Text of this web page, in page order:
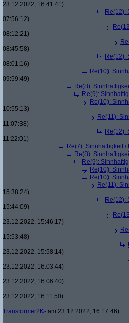
23.12.2022, 16:41:41)
Re(12):
07:56:12)
08:12:21)
08:45:58)
Re(12):
08:01:16)
Re(10):
09:59:49)
Re(8):
Re(9):
Re(10):
10:55:13)
Re(11):
11:07:38)
Re(12):
11:22:01)
Re(7): Sinnhaftigkeit
Re(8):
Re(9):
Re(10):
Re(10):
Re(11):
15:38:24)
Re(12):
15:44:09)
23.12.2022, 15:46:17)
15:53:48)
23.12.2022, 15:58:14)
23.12.2022, 16:03:44)
23.12.2022, 16:06:40)
23.12.2022, 16:11:50)
Transformer2K- am 23.12.2022, 16:17:46)